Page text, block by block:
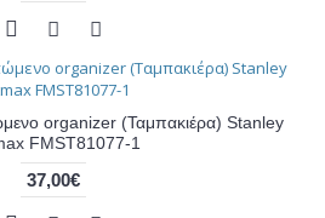
organizer (Ταμπακιέρα) Stanley
FMST81077-1
37,00€